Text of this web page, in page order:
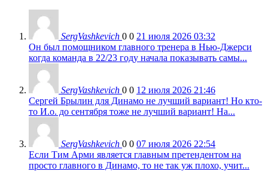
SergVashkevich 0 0 21 июля 2026 03:32
Он был помощником главного тренера в Нью-Джерси
когда команда в 22/23 году начала показывать самы...
SergVashkevich 0 0 12 июля 2026 21:46
Сергей Брылин для Динамо не лучший вариант! Но кто-
то И.о. до сентября тоже не лучший вариант! На...
SergVashkevich 0 0 07 июля 2026 22:54
Если Тим Арми является главным претендентом на
просто главного в Динамо, то не так уж плохо, учит...